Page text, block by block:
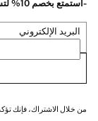
-استمتع بخصم 10% لتسوقك القادم عند اشتراكك في نشرتنا الاخبارية
البريد الإلكتروني
من خلال الاشتراك، فإنك